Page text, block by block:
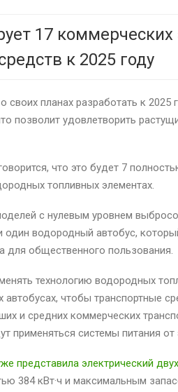
17 коммерческих
к 2025 году
своих планах разработать к 2025
позволит удовлетворить
что это будет 7
топливных элементах.
с нулевым уровнем
один водородный автобус,
для общественного пользования.
технологию водородных
автобусах, чтобы транспортные
и средних коммерческих
применяться системы питания от
представила электрический
384 кВт·ч и максимальным